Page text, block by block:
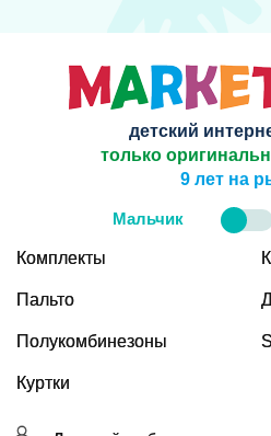
детский
только
9 лет на
Мальчик
Комплекты
Пальто
Полукомбинезоны
Куртки